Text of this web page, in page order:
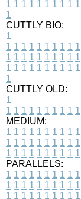
1 1 1 1 1 1 1 1 1 1
1
CUTTLY BIO:
1
1 1 1 1 1 1 1 1 1 1
1 1 1 1 1 1 1 1 1 1
1 1 1 1 1 1 1 1 1 1
1
CUTTLY OLD:
1
1 1 1 1 1 1 1 1 1 1
MEDIUM:
1 1 1 1 1 1 1 1 1 1
1 1 1 1 1 1 1 1 1 1
1 1 1 1 1 1 1 1 1 1
PARALLELS:
1 1 1 1 1 1 1 1 1 1
1 1 1 1 1 1 1 1 1 1
1 1 1 1 1 1 1 1 1 1